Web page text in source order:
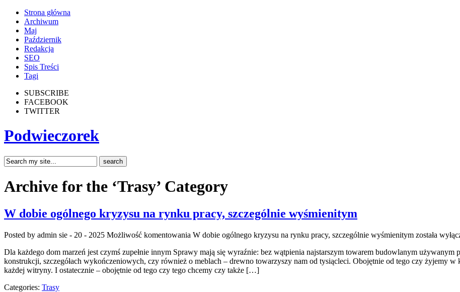
Strona główna
Archiwum
Maj
Październik
Redakcja
SEO
Spis Treści
Tagi
SUBSCRIBE
FACEBOOK
TWITTER
Podwieczorek
Archive for the ‘Trasy’ Category
W dobie ogólnego kryzysu na rynku pracy, szczególnie wyśmienitym
Posted by admin sie - 20 - 2025 Możliwość komentowania W dobie ogólnego kryzysu na rynku pracy, szczególnie wyśmienitym została
Dla każdego dom marzeń jest czymś zupełnie innym Sprawy mają się wyraźnie: bez wątpienia najstarszym towarem budowlanym używanym
konstrukcji, szczegółach wykończeniowych, czy również o meblach – drewno towarzyszy nam od tysiącleci. Obojętnie od tego czy żyjemy
każdej witryny. I ostatecznie – obojętnie od tego czy tego chcemy czy także […]
Categories: Trasy